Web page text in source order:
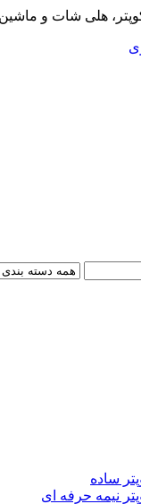
هلی شات و
ساده
نیمه حرفه ای